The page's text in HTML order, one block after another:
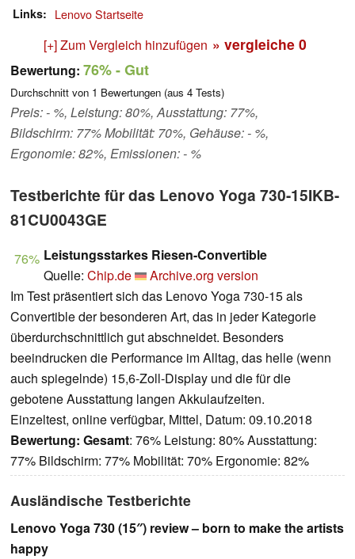
Links Lenovo Startseite
[+] Zum Vergleich hinzufügen » vergleiche 0
Bewertung: 76%- Gut
Durchschnitt von 1 Bewertungen (aus 4 Tests)
Preis: - %, Leistung: 80%, Ausstattung: 77%,
Bildschirm: 77% Mobilität: 70%, Gehäuse: - %,
Ergonomie: 82%, Emissionen: - %
Testberichte für das Lenovo Yoga 730-15IKB-
81CU0043GE
76% Leistungsstarkes Riesen-Convertible
Quelle: Chip.de
Archive.org version
Im Test präsentiert sich das Lenovo Yoga 730-15 als
Convertible der besonderen Art, das in jeder Kategorie
überdurchschnittlich gut abschneidet. Besonders
beeindrucken die Performance im Alltag, das helle (wenn
auch spiegelnde) 15,6-Zoll-Display und die für die
gebotene Ausstattung langen Akkulaufzeiten.
Einzeltest, online verfügbar, Mittel, Datum: 09.10.2018
Bewertung: Gesamt: 76% Leistung: 80% Ausstattung:
77% Bildschirm: 77% Mobilität: 70% Ergonomie: 82%
Ausländische Testberichte
Lenovo Yoga 730 (15″) review – born to make the artists
happy